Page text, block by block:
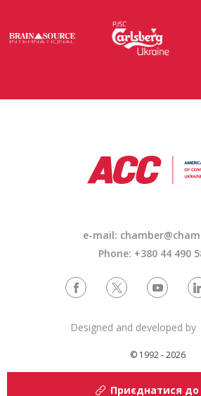
e-mail:
Phone: +380 44 490
© 1992 - 2026
Designed and developed by
Приєднатися до